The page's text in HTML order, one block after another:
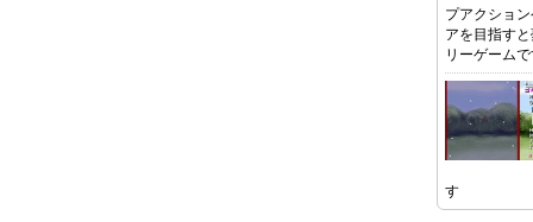
プアクショ
アを目指す
リーゲーム
す